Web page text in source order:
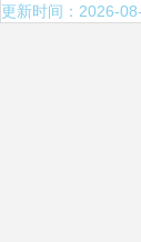
更新时间：2026-